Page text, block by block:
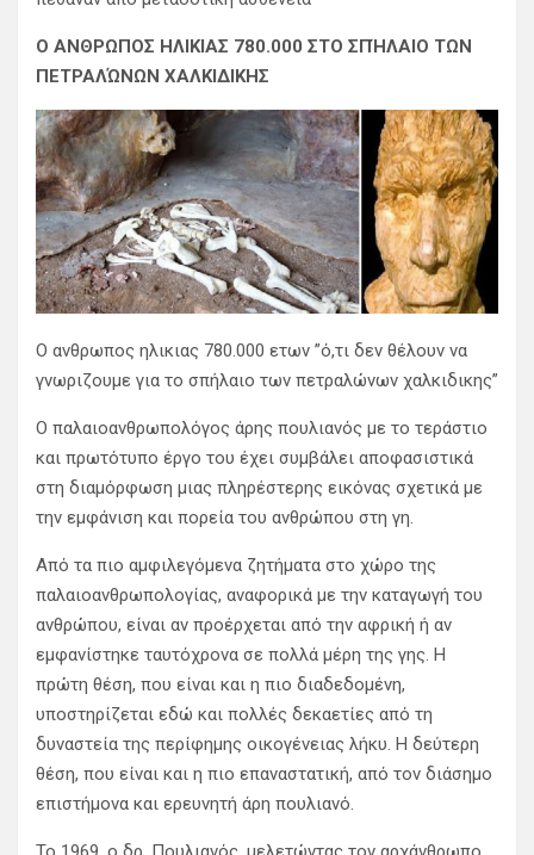
Ο ΑΝΘΡΩΠΟΣ ΗΛΙΚΙΑΣ 780.000 ΣΤΟ ΣΠΉΛΑΙΟ ΤΩΝ
ΠΕΤΡΑΛΏΝΩΝ ΧΑΛΚΙΔΙΚΗΣ
Ο ανθρωπος ηλικιας 780.000 ετων ”ό,τι δεν θέλουν να
γνωριζουμε για το σπήλαιο των πετραλώνων χαλκιδικης”
Ο παλαιοανθρωπολόγος άρης πουλιανός με το τεράστιο
και πρωτότυπο έργο του έχει συμβάλει αποφασιστικά
στη διαμόρφωση μιας πληρέστερης εικόνας σχετικά με
την εμφάνιση και πορεία του ανθρώπου στη γη.
Από τα πιο αμφιλεγόμενα ζητήματα στο χώρο της
παλαιοανθρωπολογίας, αναφορικά με την καταγωγή του
ανθρώπου, είναι αν προέρχεται από την αφρική ή αν
εμφανίστηκε ταυτόχρονα σε πολλά μέρη της γης. Η
πρώτη θέση, που είναι και η πιο διαδεδομένη,
υποστηρίζεται εδώ και πολλές δεκαετίες από τη
δυναστεία της περίφημης οικογένειας λήκυ. Η δεύτερη
θέση, που είναι και η πιο επαναστατική, από τον διάσημο
επιστήμονα και ερευνητή άρη πουλιανό.